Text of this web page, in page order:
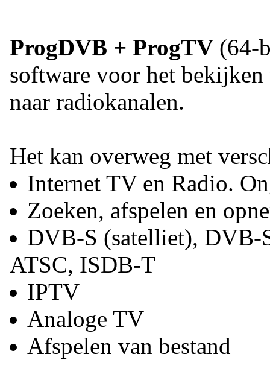
ProgDVB + ProgTV (64-
software voor het
naar radiokanalen.
Het kan overweg met
Internet TV en Radio.
Zoeken, afspelen en
DVB-S (satelliet),
ATSC, ISDB-T
IPTV
Analoge TV
Afspelen van bestand